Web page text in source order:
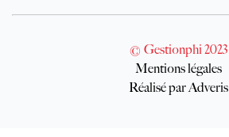
© Gestionphi 2023
Mentions légales
Réalisé par Adveris